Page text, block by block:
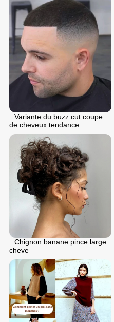
Variante du buzz cut coupe
de cheveux tendance
Chignon banane pince large
cheve